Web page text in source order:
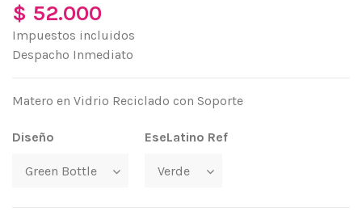
$ 52.000
Impuestos incluidos
Despacho Inmediato
Matero en Vidrio Reciclado con Soporte
Diseño EseLatino Ref